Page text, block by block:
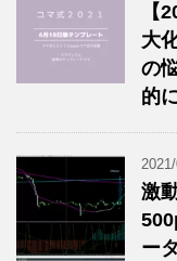
【
大
の
的
激
ー